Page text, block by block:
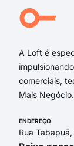
A Loft é
comerciais,
Mais Negócio.
ENDEREÇO
Rua